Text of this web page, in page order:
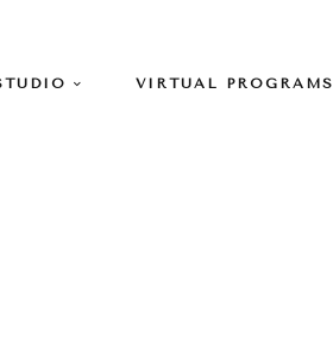
VIRTUAL PROGRAMS